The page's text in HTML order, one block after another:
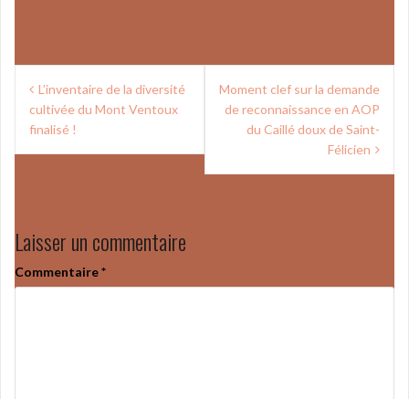
Navigation
de
l’article
L’inventaire de la diversité
cultivée du Mont Ventoux
finalisé !
Moment clef sur la demande
de reconnaissance en AOP
du Caillé doux de Saint-
Félicien
Laisser un commentaire
Commentaire*